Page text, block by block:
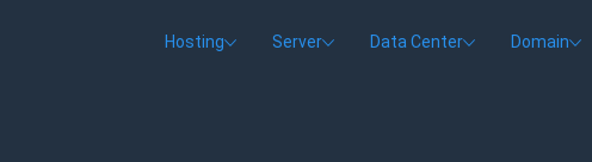
Hosting Server Data Center Domain